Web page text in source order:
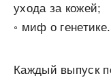
ухода за кожей;
◦ миф о генетике.
Каждый выпуск